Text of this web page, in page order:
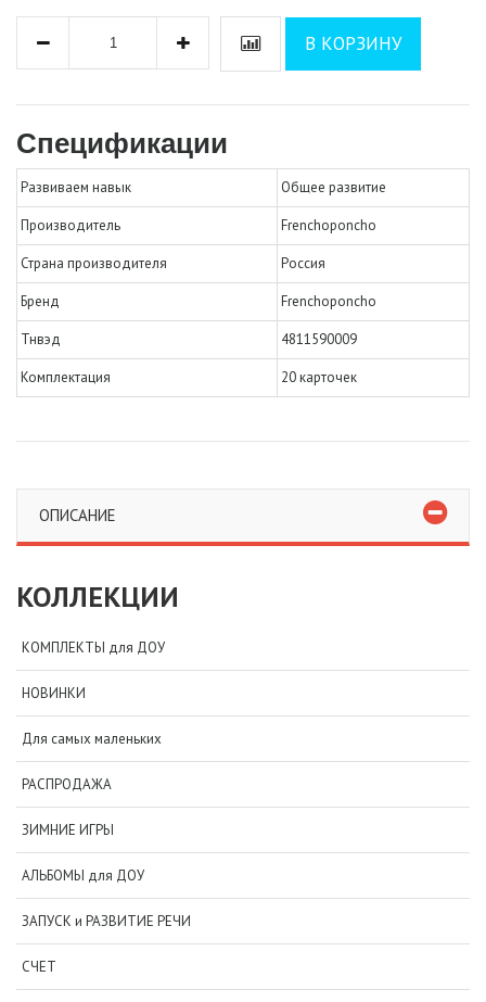
В КОРЗИНУ
Спецификации
Развиваем навык Общее развитие
Производитель Frenchoponcho
Страна производителя Россия
Бренд Frenchoponcho
Тнвэд 4811590009
Комплектация 20 карточек
ОПИСАНИЕ
КОЛЛЕКЦИИ
КОМПЛЕКТЫ для ДОУ
НОВИНКИ
Для самых маленьких
РАСПРОДАЖА
ЗИМНИЕ ИГРЫ
АЛЬБОМЫ для ДОУ
ЗАПУСК и РАЗВИТИЕ РЕЧИ
СЧЕТ